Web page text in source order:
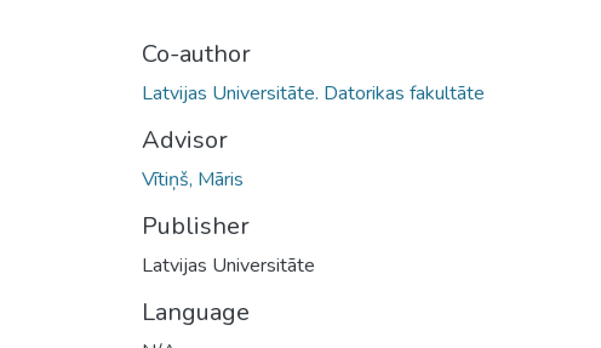
Co-author
Latvijas Universitāte. Datorikas fakultāte
Advisor
Vītiņš, Māris
Publisher
Latvijas Universitāte
Language